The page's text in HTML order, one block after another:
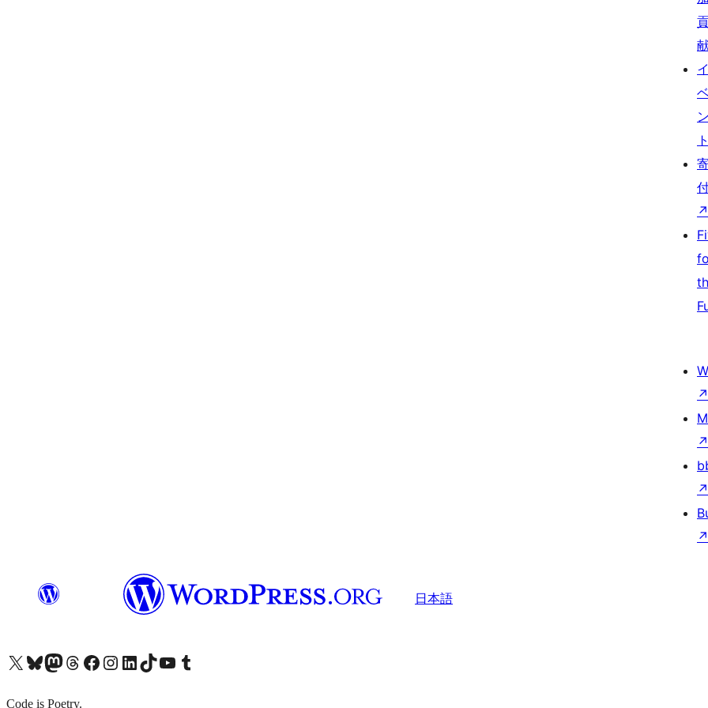
イ
ン
ト
↗
↗
↗
↗
↗
日本語
X (旧 Twitter) アカウントへBluesky アカウントへMastodon アカウントへThreads アカウントへ Facebook ページへInstagram アカウントへ LinkedIn アカウントへTikTok アカウントへYouTube チャンネルへ Tumblr アカウントへ
Code is Poetry.